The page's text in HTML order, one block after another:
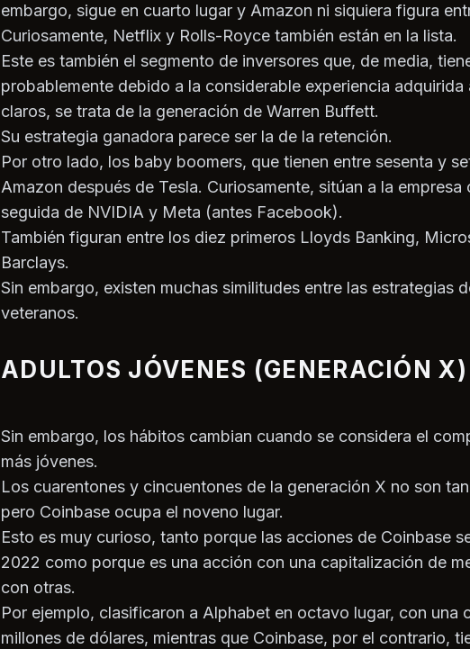
embargo, sigue en cuarto lugar y Amazon ni siquiera figura
Curiosamente, Netflix y Rolls-Royce también están en la lista.
Este es también el segmento de inversores que, de media,
probablemente debido a la considerable experiencia
claros, se trata de la generación de Warren Buffett.
Su estrategia ganadora parece ser la de la retención.
Por otro lado, los baby boomers, que tienen entre sesenta y
Amazon después de Tesla. Curiosamente, sitúan a la
seguida de NVIDIA y Meta (antes Facebook).
También figuran entre los diez primeros Lloyds Banking,
Barclays.
Sin embargo, existen muchas similitudes entre las estrategias
veteranos.
ADULTOS JÓVENES (GENERACIÓN X)
Sin embargo, los hábitos cambian cuando se considera el
más jóvenes.
Los cuarentones y cincuentones de la generación X no son
pero Coinbase ocupa el noveno lugar.
Esto es muy curioso, tanto porque las acciones de Coinbase
2022 como porque es una acción con una capitalización de
con otras.
Por ejemplo, clasificaron a Alphabet en octavo lugar, con una
millones de dólares, mientras que Coinbase, por el contrario,